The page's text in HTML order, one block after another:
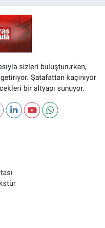
sizleri buluştururken,
Şatafattan kaçınıyor
bir altyapı sunuyor.